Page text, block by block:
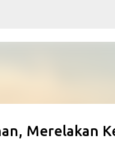
Merelakan